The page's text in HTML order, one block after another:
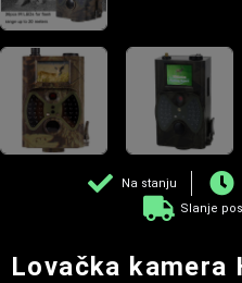
Na stanju
Slanje
Lovačka kamera